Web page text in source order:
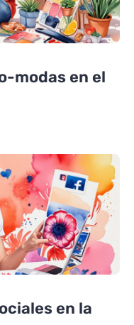
modas en el
en la